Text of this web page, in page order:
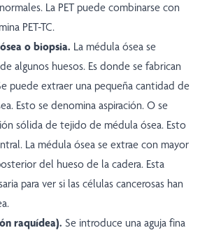
La PET puede combinarse con
PET-TC.
o biopsia. La médula ósea se
algunos huesos. Es donde se fabrican
puede extraer una pequeña cantidad de
Esto se denomina aspiración. O se
sólida de tejido de médula ósea. Esto
La médula ósea se extrae con mayor
del hueso de la cadera. Esta
para ver si las células cancerosas han
raquídea). Se introduce una aguja fina